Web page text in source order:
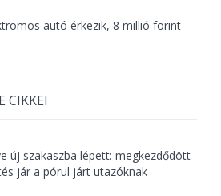
autó érkezik, 8 millió forint
CIKKEI
új szakaszba lépett: megkezdődött
jár a pórul járt utazóknak